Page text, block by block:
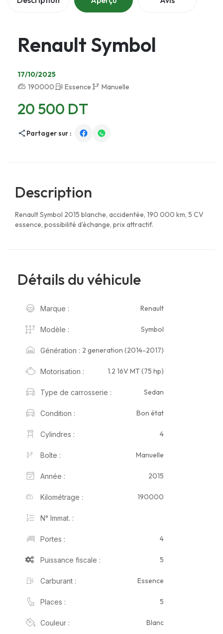
Renault Symbol
17/10/2025
190000
Essence Manuelle
20 500 DT
Partager sur :
Description
Renault Symbol 2015 blanche, accidentée, 190 000 km, 5 CV
essence, possibilité d’échange, prix attractif.
Détails du véhicule
Marque : Renault
Modèle : Symbol
Génération : 2 generation (2014-2017)
Motorisation : 1.2 16V MT (75 hp)
Type de carrosserie : Sedan
Condition : Bon état
Cylindres : 4
Boîte : Manuelle
Année : 2015
Kilométrage : 190000
N° Immat. :
Portes : 4
Puissance fiscale : 5
Carburant : Essence
Places : 5
Couleur : Blanc